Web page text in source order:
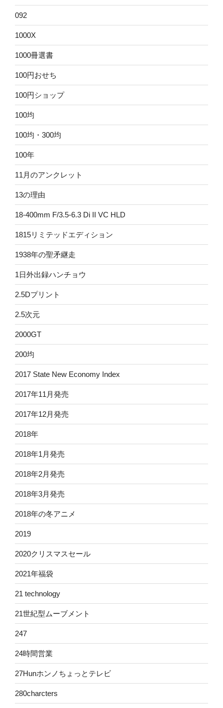
092
1000X
1000冊選書
100円おせち
100円ショップ
100均
100均・300均
100年
11月のアンクレット
13の理由
18-400mm F/3.5-6.3 Di II VC HLD
1815リミテッドエディション
1938年の聖矛継走
1日外出録ハンチョウ
2.5Dプリント
2.5次元
2000GT
200均
2017 State New Economy Index
2017年11月発売
2017年12月発売
2018年
2018年1月発売
2018年2月発売
2018年3月発売
2018年の冬アニメ
2019
2020クリスマスセール
2021年福袋
21 technology
21世紀型ムーブメント
247
24時間営業
27Hunホンノちょっとテレビ
280charcters